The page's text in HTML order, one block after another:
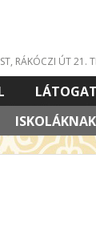
RÁKÓCZI ÚT 21.
ISKOLÁKNAK